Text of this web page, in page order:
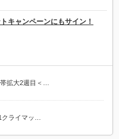
キャンペーンにもサイン！
拡大2週目＜…
ライマッ…